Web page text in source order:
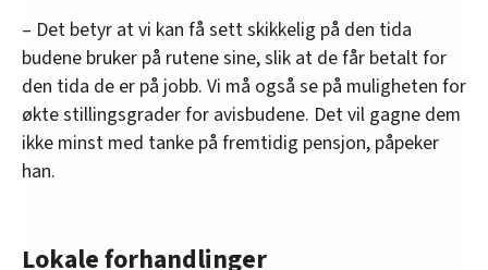
– Det betyr at vi kan få sett skikkelig på den tida
budene bruker på rutene sine, slik at de får betalt for
den tida de er på jobb. Vi må også se på muligheten for
økte stillingsgrader for avisbudene. Det vil gagne dem
ikke minst med tanke på fremtidig pensjon, påpeker
han.
Lokale forhandlinger